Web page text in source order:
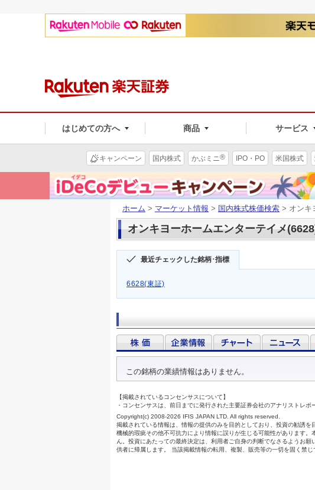
はじめての方へ 商品 サービス
キャンペーン 国内株式 かぶミニ® IPO・PO 米国株式
ホーム > マーケット情報 > 国内株式株価検索 > オンキ
オンキヨーホームエンターテイメ
最近チェックした銘柄･指標
6628(東証)